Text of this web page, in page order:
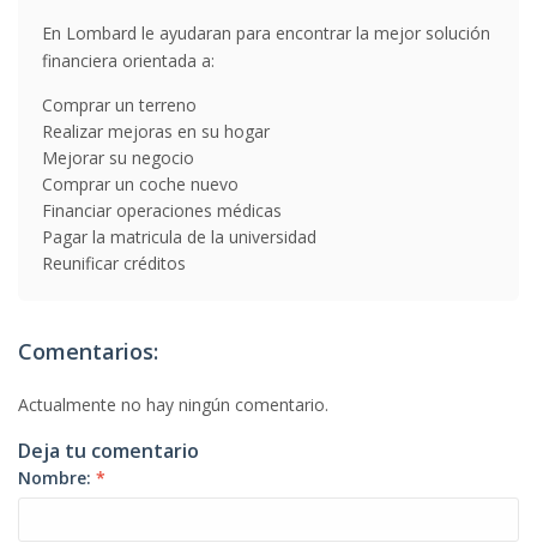
En Lombard le ayudaran para encontrar la mejor solución
financiera orientada a:
Comprar un terreno
Realizar mejoras en su hogar
Mejorar su negocio
Comprar un coche nuevo
Financiar operaciones médicas
Pagar la matricula de la universidad
Reunificar créditos
Comentarios:
Actualmente no hay ningún comentario.
Deja tu comentario
Nombre: *